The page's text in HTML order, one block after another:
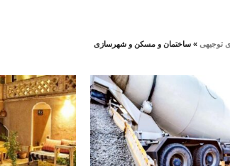
توجیهی » ساختمان و مسکن و شهرسازی